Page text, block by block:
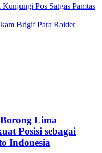
Pos Satgas Pamtas
Brigif Para Raider
Lima
Posisi sebagai
Indonesia